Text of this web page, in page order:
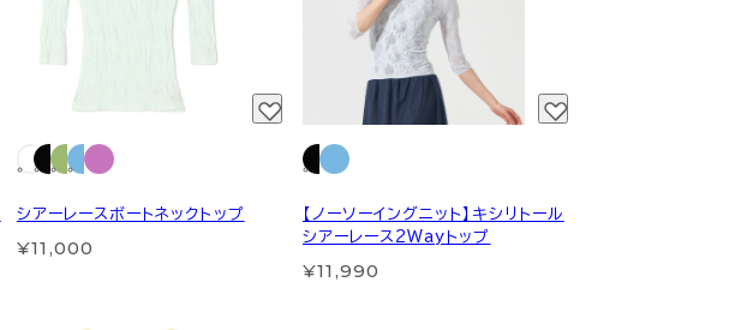
シアーレースボートネックトップ
¥11,000
【ノーソーイングニット】キシリトール
シアーレース2Wayトップ
¥11,990